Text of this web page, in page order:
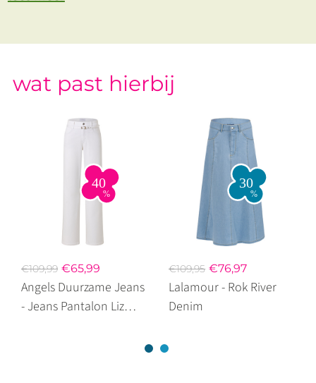
wat past hierbij
€109,99 €65,99
Angels Duurzame Jeans
- Jeans Pantalon Liz
€109,95 €76,97
Lalamour - Rok River
Denim